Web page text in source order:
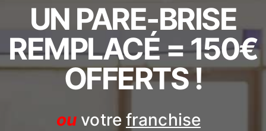
UN PARE-BRISE
REMPLACÉ = 150€
OFFERTS !
ou votre franchise